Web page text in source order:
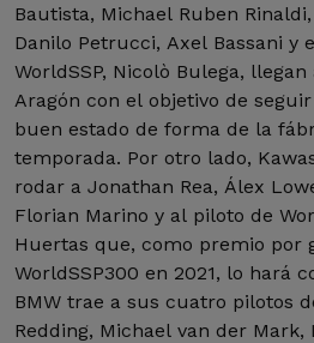
Bautista, Michael Ruben
Danilo Petrucci, Axel Bassani y
WorldSSP, Nicolò Bulega,
Aragón con el objetivo de
buen estado de forma de la
temporada. Por otro lado,
rodar a Jonathan Rea, Álex
Florian Marino y al piloto de
Huertas que, como premio por
WorldSSP300 en 2021, lo hará
BMW trae a sus cuatro pilotos
Redding, Michael van der Mark,